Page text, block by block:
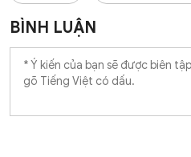
BÌNH LUẬN